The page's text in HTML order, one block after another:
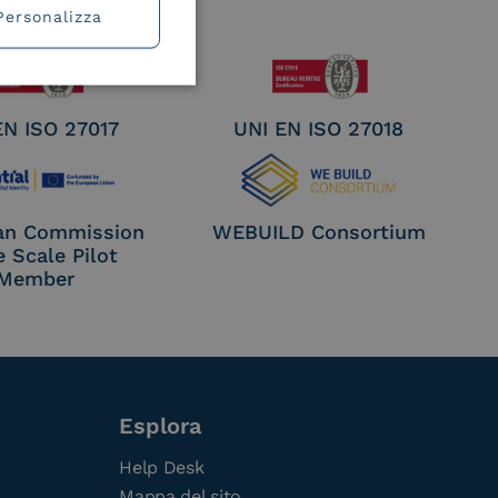
ISO 27017 UNI EN ISO 27018
Commission
Scale Pilot
WEBUILD Consortium
Esplora
Help Desk